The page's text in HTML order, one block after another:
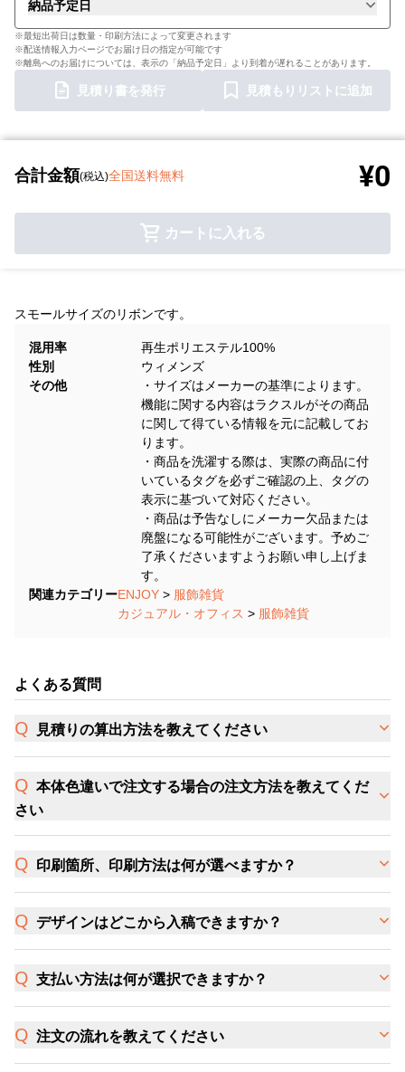
納品予定日
※最短出荷日は数量・印刷方法によって変更されます
※配送情報入力ページでお届け日の指定が可能です
※離島へのお届けについては、表示の「納品予定日」より到着が遅れることがあります。
見積り書を発行 見積もりリストに追加
合計金額(税込)全国送料無料 ¥0
カートに入れる
スモールサイズのリボンです。
混用率
再生ポリエステル100%
性別
ウィメンズ
その他
・サイズはメーカーの基準によります。
機能に関する内容はラクスルがその商品
に関して得ている情報を元に記載してお
ります。
・商品を洗濯する際は、実際の商品に付
いているタグを必ずご確認の上、タグの
表示に基づいて対応ください。
・商品は予告なしにメーカー欠品または
廃盤になる可能性がございます。予めご
了承くださいますようお願い申し上げま
す。
関連カテゴリーENJOY > 服飾雑貨
カジュアル・オフィス > 服飾雑貨
よくある質問
見積りの算出方法を教えてください
本体色違いで注文する場合の注文方法を教えてくだ
さい
印刷箇所、印刷方法は何が選べますか？
デザインはどこから入稿できますか？
支払い方法は何が選択できますか？
注文の流れを教えてください